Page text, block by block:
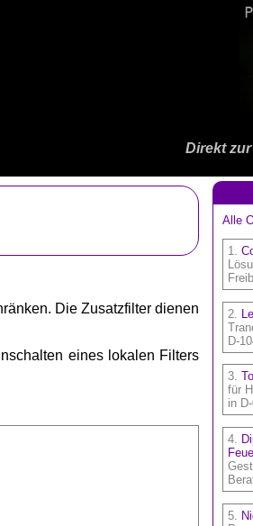
Direkt zur
Die Zusatzfilter dienen
eines lokalen Filters